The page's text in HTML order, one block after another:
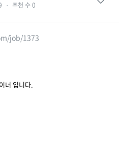
・ 추천 수 0
job/1373
너 입니다.